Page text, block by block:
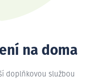
na doma
doplňkovou službou